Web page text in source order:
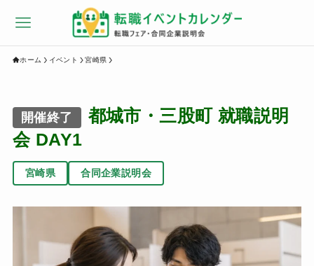
ホーム イベント 宮崎県
開催終了
都城市・三股町 就職説明
会 DAY1
宮崎県 合同企業説明会